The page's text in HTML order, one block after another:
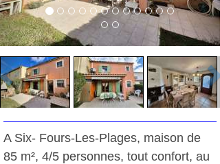
A Six- Fours-Les-Plages, maison de
85 m², 4/5 personnes, tout confort, au